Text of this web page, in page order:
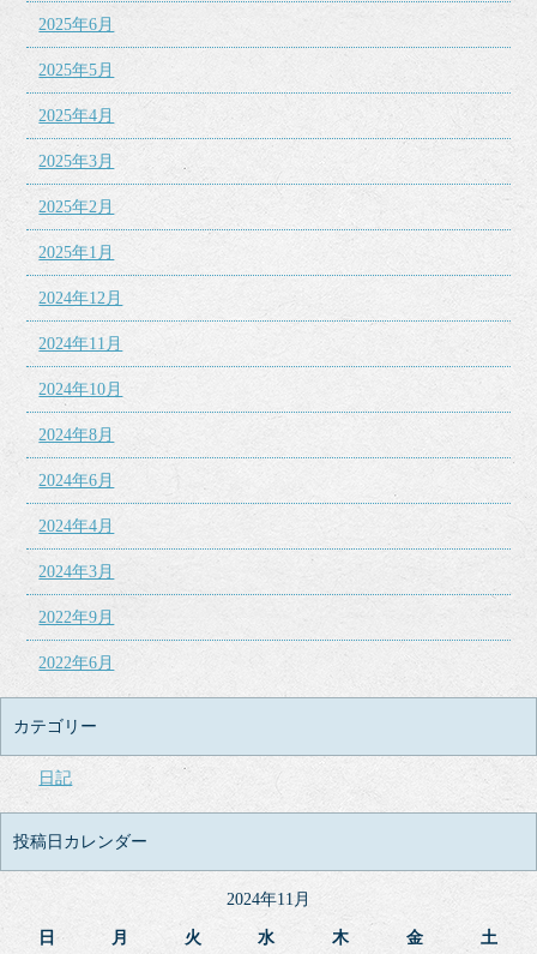
2025年6月
2025年5月
2025年4月
2025年3月
2025年2月
2025年1月
2024年12月
2024年11月
2024年10月
2024年8月
2024年6月
2024年4月
2024年3月
2022年9月
2022年6月
カテゴリー
日記
投稿日カレンダー
2024年11月
日 月 火 水 木 金 土